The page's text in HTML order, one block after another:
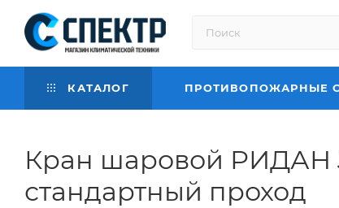
КАТАЛОГ ПРОТИВОПОЖАРНЫЕ
Кран шаровой РИДАН
стандартный проход